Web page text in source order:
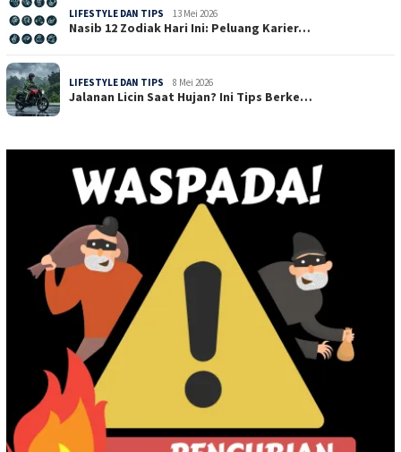
LIFESTYLE DAN TIPS 13 Mei 2026
Nasib 12 Zodiak Hari Ini: Peluang Karier…
LIFESTYLE DAN TIPS 8 Mei 2026
Jalanan Licin Saat Hujan? Ini Tips Berke…